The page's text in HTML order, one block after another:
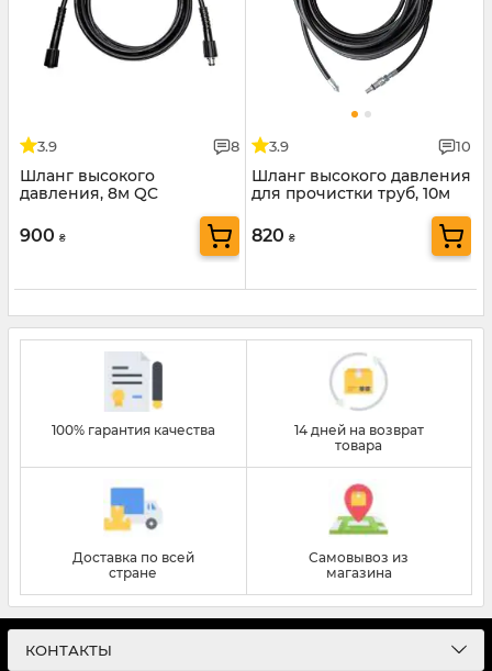
3.9 8
Шланг высокого
давления, 8м QC
900 ₴
3.9 10
Шланг высокого давления
для прочистки труб, 10м
820 ₴
100% гарантия качества
14 дней на возврат
товара
Доставка по всей
стране
Самовывоз из
магазина
КОНТАКТЫ